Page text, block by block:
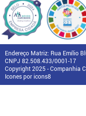
Endereço Matriz: Rua Emílio
CNPJ 82.508.433/0001-17
Copyright 2025 - Companhia
Icones por icons8